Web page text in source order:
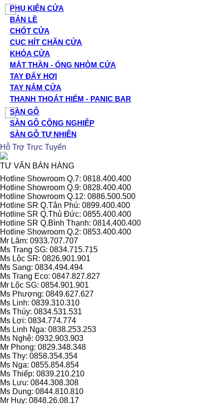
PHỤ KIỆN CỬA
BẢN LỀ
CHỐT CỬA
CỤC HÍT CHẶN CỬA
KHÓA CỬA
MẮT THẦN - ỐNG NHÒM CỬA
TAY ĐẨY HƠI
TAY NẮM CỬA
THANH THOÁT HIỂM - PANIC BAR
SÀN GỖ
SÀN GỖ CÔNG NGHIỆP
SÀN GỖ TỰ NHIÊN
Hỗ Trợ Trực Tuyến
TƯ VẤN BÁN HÀNG
Hotline Showroom Q.7: 0818.400.400
Hotline Showroom Q.9: 0828.400.400
Hotline Showroom Q.12: 0886.500.500
Hotline SR Q.Tân Phú: 0899.400.400
Hotline SR Q.Thủ Đức: 0855.400.400
Hotline SR Q.Bình Thạnh: 0814.400.400
Hotline Showroom Q.2: 0853.400.400
Mr Lãm: 0933.707.707
Ms Trang SG: 0834.715.715
Ms Lộc SR: 0826.901.901
Ms Sang: 0834.494.494
Ms Trang Eco: 0847.827.827
Mr Lộc SG: 0854.901.901
Ms Phượng: 0849.627.627
Ms Linh: 0839.310.310
Ms Thúy: 0834.531.531
Ms Lợi: 0834.774.774
Ms Linh Nga: 0838.253.253
Ms Nghệ: 0932.903.903
Mr Phong: 0829.348.348
Ms Thy: 0858.354.354
Ms Nga: 0855.854.854
Ms Thiếp: 0839.210.210
Ms Lưu: 0844.308.308
Ms Dung: 0844.810.810
Mr Huy: 0848.26.08.17